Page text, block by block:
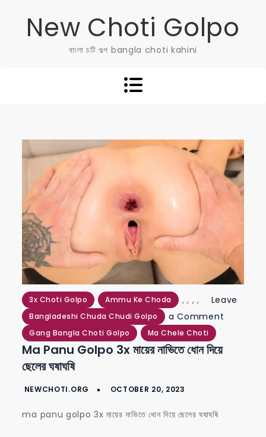
New Choti Golpo
বাংলা চটি গল্প bangla choti kahini
3x Choti Golpo ,
Ammu Ke Choda ,
Bangladeshi Chuda Chudi Golpo
,
Gang Bangla Choti Golpo
,
Ma Chele Choti
Leave
a Comment
Ma Panu Golpo 3x মায়ের নাভিতে ধোন দিয়ে
ছেলের ঘষাঘষি
ma panu golpo 3x মায়ের নাভিতে ধোন দিয়ে ছেলের ঘষাঘষি